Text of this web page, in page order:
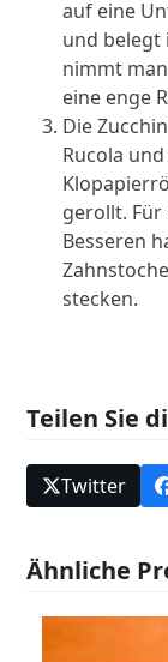
auf eine
und belegt
nimmt
eine enge
Die
Rucola
gerollt. Für
Besseren
stecken.
Teilen Sie
Twitter
Ähnliche